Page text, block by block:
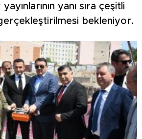
yanı sıra çeşitli
bekleniyor.